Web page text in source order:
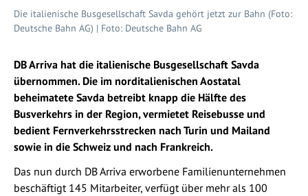
Die italienische Busgesellschaft Savda gehört jetzt zur Bahn (Foto:
Deutsche Bahn AG) | Foto: Deutsche Bahn AG
DB Arriva hat die italienische Busgesellschaft Savda
übernommen. Die im norditalienischen Aostatal
beheimatete Savda betreibt knapp die Hälfte des
Busverkehrs in der Region, vermietet Reisebusse und
bedient Fernverkehrsstrecken nach Turin und Mailand
sowie in die Schweiz und nach Frankreich.
Das nun durch DB Arriva erworbene Familienunternehmen
beschäftigt 145 Mitarbeiter, verfügt über mehr als 100